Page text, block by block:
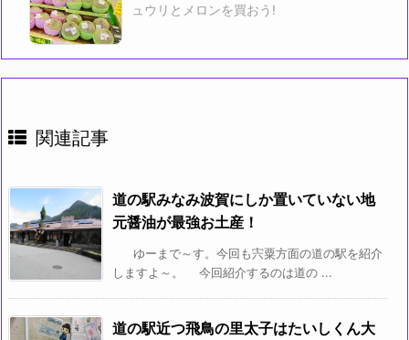
ュウリとメロンを買おう!
関連記事
道の駅みなみ波賀にしか置いていない地
元醤油が最強お土産！
ゆーまで～す。今回も宍粟方面の道の駅を紹介
しますよ～。 今回紹介するのは道の ...
道の駅近つ飛鳥の里太子はたいしくん大